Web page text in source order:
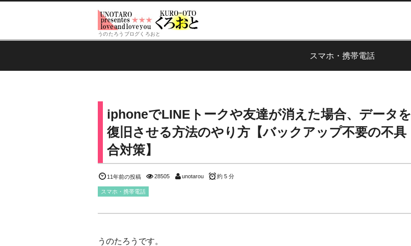
うのたろうブログくろおと
スマホ・携帯電話
iphoneでLINEトークや友達が消えた場合、データを
復旧させる方法のやり方【バックアップ不要の不具
合対策】
11年前の投稿 28505 unotarou 約 5 分
スマホ・携帯電話
うのたろうです。